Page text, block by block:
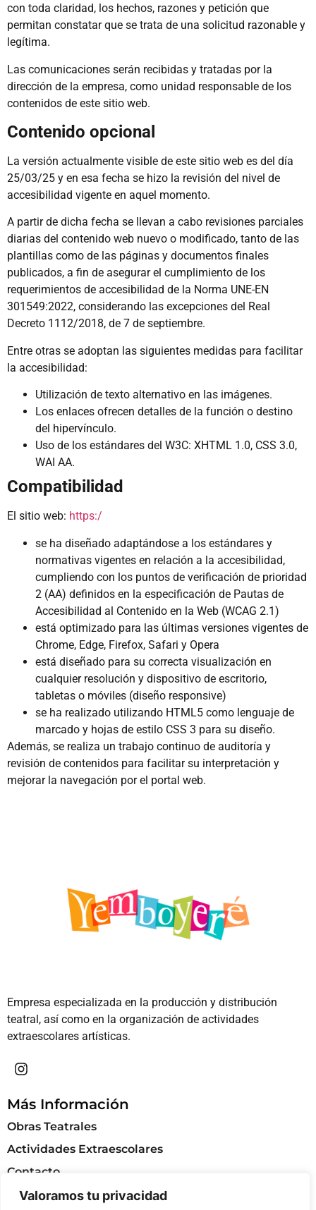
Valoramos tu privacidad
con toda claridad, los hechos, razones y petición que
permitan constatar que se trata de una solicitud razonable y
legítima.
Las comunicaciones serán recibidas y tratadas por la
dirección de la empresa, como unidad responsable de los
contenidos de este sitio web.
Contenido opcional
La versión actualmente visible de este sitio web es del día
25/03/25 y en esa fecha se hizo la revisión del nivel de
accesibilidad vigente en aquel momento.
A partir de dicha fecha se llevan a cabo revisiones parciales
diarias del contenido web nuevo o modificado, tanto de las
plantillas como de las páginas y documentos finales
publicados, a fin de asegurar el cumplimiento de los
requerimientos de accesibilidad de la Norma UNE-EN
301549:2022, considerando las excepciones del Real
Decreto 1112/2018, de 7 de septiembre.
Entre otras se adoptan las siguientes medidas para facilitar
la accesibilidad:
Utilización de texto alternativo en las imágenes.
Los enlaces ofrecen detalles de la función o destino
del hipervínculo.
Uso de los estándares del W3C: XHTML 1.0, CSS 3.0,
WAI AA.
Compatibilidad
El sitio web: https:/
se ha diseñado adaptándose a los estándares y
normativas vigentes en relación a la accesibilidad,
cumpliendo con los puntos de verificación de prioridad
2 (AA) definidos en la especificación de Pautas de
Accesibilidad al Contenido en la Web (WCAG 2.1)
está optimizado para las últimas versiones vigentes de
Chrome, Edge, Firefox, Safari y Opera
está diseñado para su correcta visualización en
cualquier resolución y dispositivo de escritorio,
tabletas o móviles (diseño responsive)
se ha realizado utilizando HTML5 como lenguaje de
marcado y hojas de estilo CSS 3 para su diseño.
Además, se realiza un trabajo continuo de auditoría y
revisión de contenidos para facilitar su interpretación y
mejorar la navegación por el portal web.
Empresa especializada en la producción y distribución
teatral, así como en la organización de actividades
extraescolares artísticas.
Más Información
Obras Teatrales
Actividades Extraescolares
Contacto